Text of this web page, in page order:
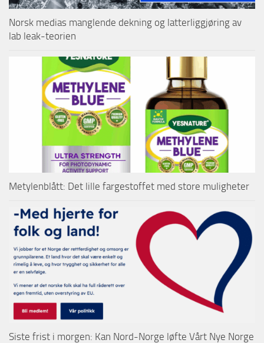
Norsk medias manglende dekning og latterliggjøring av
lab leak-teorien
Metylenblått: Det lille fargestoffet med store muligheter
Siste frist i morgen: Kan Nord-Norge løfte Vårt Nye Norge